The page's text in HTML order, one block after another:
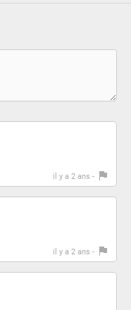
il y a 2 ans -
il y a 2 ans -